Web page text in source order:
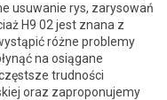
usuwanie rys, zarysowań
H9 02 jest znana z
różne problemy
na osiągane
trudności
oraz zaproponujemy